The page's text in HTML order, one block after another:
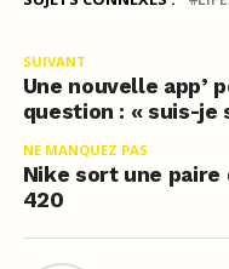
SUIVANT
Une nouvelle app’
question : « suis-je
NE MANQUEZ PAS
Nike sort une paire
420